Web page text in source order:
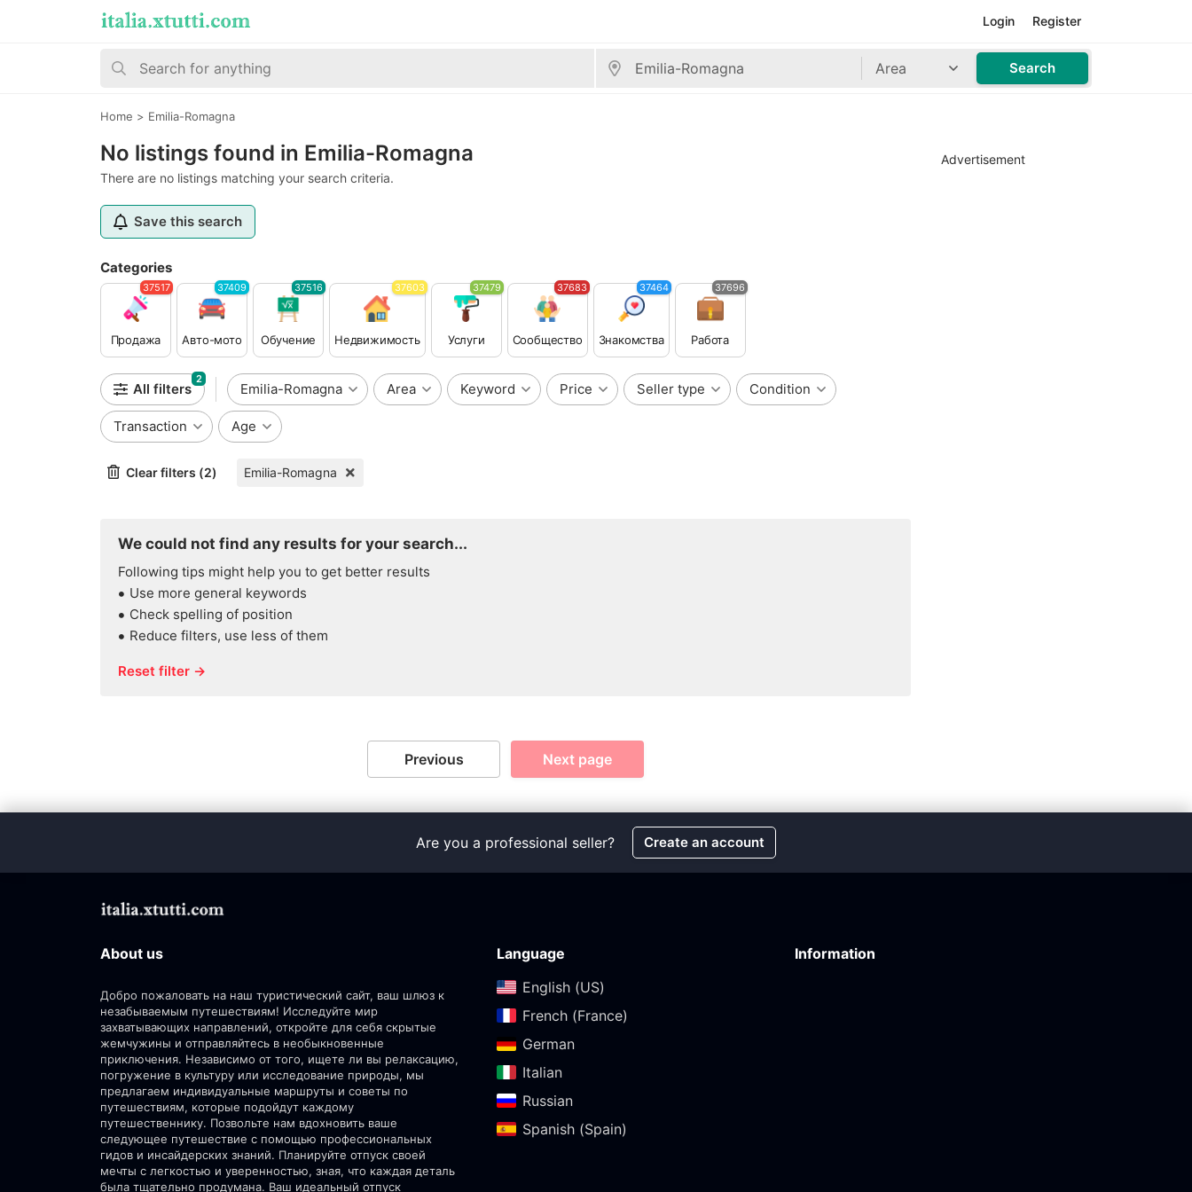
Register
Login
Area Search
Home > Emilia-Romagna
No listings found in Emilia-Romagna
There are no listings matching your search criteria.
Save this search
Categories
Продажа
37517
Авто-мото
37409
Обучение
37516
Недвижимость
37603
Услуги
37479
Сообщество
37683
Знакомства
37464
Работа
37696
All filters
2
Emilia-Romagna Area Keyword Price Seller type Condition
Transaction Age
Clear filters (2) Emilia-Romagna
We could not find any results for your search...
Following tips might help you to get better results
Use more general keywords
Check spelling of position
Reduce filters, use less of them
Reset filter →
Previous Next page
Advertisement
Are you a professional seller? Create an account
About us
Добро пожаловать на наш туристический сайт, ваш шлюз к
незабываемым путешествиям! Исследуйте мир
захватывающих направлений, откройте для себя скрытые
жемчужины и отправляйтесь в необыкновенные
приключения. Независимо от того, ищете ли вы релаксацию,
погружение в культуру или исследование природы, мы
предлагаем индивидуальные маршруты и советы по
путешествиям, которые подойдут каждому
путешественнику. Позвольте нам вдохновить ваше
следующее путешествие с помощью профессиональных
гидов и инсайдерских знаний. Планируйте отпуск своей
мечты с легкостью и уверенностью, зная, что каждая деталь
была тщательно продумана. Ваш идеальный отпуск
Language
English (US)‎
French (France)‎
German‎
Italian‎
Russian‎
Spanish (Spain)‎
Information